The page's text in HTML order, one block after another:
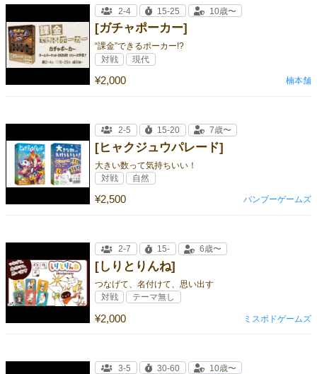
[ガチャポーカー]
“課金”できるポーカー!?
¥2,000
2-4 15-25 10歳〜
対戦 現代
楠本舗
[ヒャクジュウパレード]
大きい数って気持ちいい！
¥2,500
2-5 15-20 7歳〜
対戦 自然
バンブーゲームズ
[しりとりんね]
つなげて、名付けて、思い出す
¥2,000
2-7 15- 6歳〜
対戦 テーマ無し
ミスボドゲームズ
3-5 30-60 10歳〜